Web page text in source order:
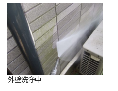
外壁洗浄中